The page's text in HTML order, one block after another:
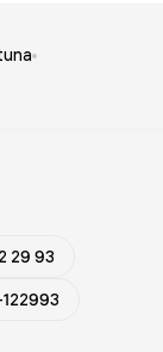
29 93